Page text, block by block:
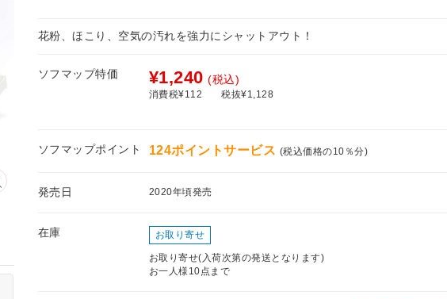
花粉、ほこり、空気の汚れを強力にシャットアウト！
ソフマップ特価 ¥1,240 (税込)
消費税¥112 税抜¥1,128
ソフマップポイント 124ポイントサービス (税込価格の10％分)
発売日 2020年頃発売
在庫 お取り寄せ
お取り寄せ(入荷次第の発送となります)
お一人様10点まで